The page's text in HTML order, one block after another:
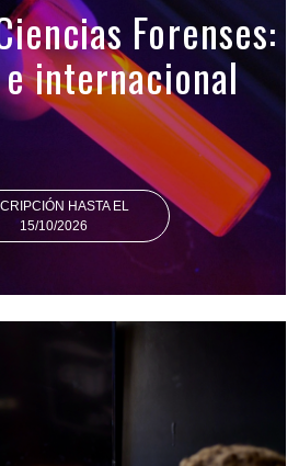
Forenses:
internacional
HASTA EL
15/10/2026